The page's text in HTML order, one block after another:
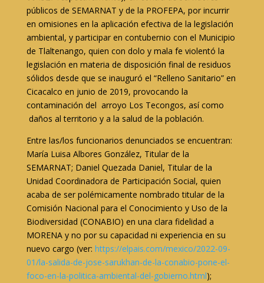
públicos de SEMARNAT y de la PROFEPA, por incurrir
en omisiones en la aplicación efectiva de la legislación
ambiental, y participar en contubernio con el Municipio
de Tlaltenango, quien con dolo y mala fe violentó la
legislación en materia de disposición final de residuos
sólidos desde que se inauguró el “Relleno Sanitario” en
Cicacalco en junio de 2019, provocando la
contaminación del arroyo Los Tecongos, así como
daños al territorio y a la salud de la población.
Entre las/los funcionarios denunciados se encuentran:
María Luisa Albores González, Titular de la
SEMARNAT; Daniel Quezada Daniel, Titular de la
Unidad Coordinadora de Participación Social, quien
acaba de ser polémicamente nombrado titular de la
Comisión Nacional para el Conocimiento y Uso de la
Biodiversidad (CONABIO) en una clara fidelidad a
MORENA y no por su capacidad ni experiencia en su
nuevo cargo (ver: https://elpais.com/mexico/2022-09-
01/la-salida-de-jose-sarukhan-de-la-conabio-pone-el-
foco-en-la-politica-ambiental-del-gobierno.html);